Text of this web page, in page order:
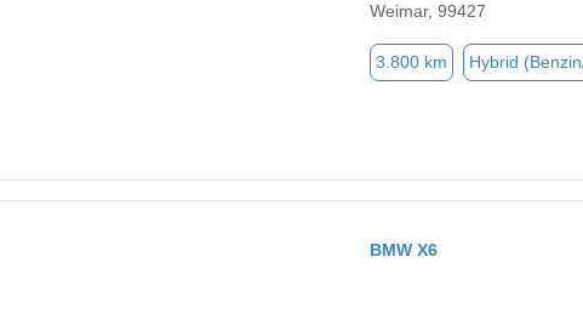
Weimar, 99427
3.800 km Hybrid
BMW X6